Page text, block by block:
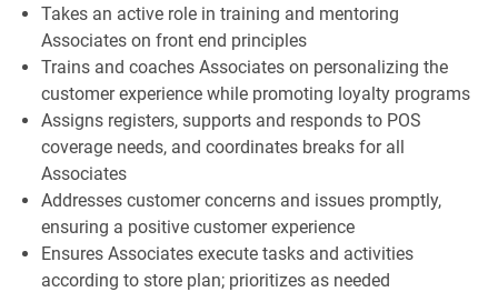
Takes an active role in training and mentoring
Associates on front end principles
Trains and coaches Associates on personalizing the
customer experience while promoting loyalty programs
Assigns registers, supports and responds to POS
coverage needs, and coordinates breaks for all
Associates
Addresses customer concerns and issues promptly,
ensuring a positive customer experience
Ensures Associates execute tasks and activities
according to store plan; prioritizes as needed